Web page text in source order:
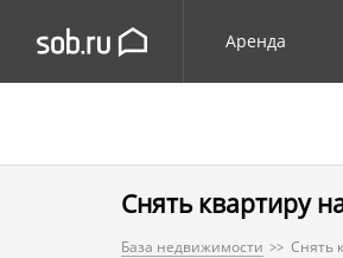
Аренда
Снять квартиру
База недвижимости Снять